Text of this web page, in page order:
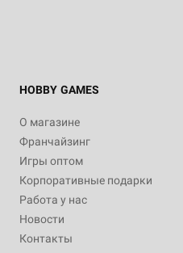
HOBBY GAMES
О магазине
Франчайзинг
Игры оптом
Корпоративные подарки
Работа у нас
Новости
Контакты